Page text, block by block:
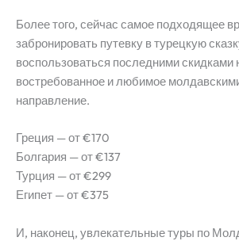
Более того, сейчас самое подходящее
забронировать путевку в турецкую
воспользоваться последними скидками
востребованное и любимое
направление.
Греция — от €170
Болгария — от €137
Турция — от €299
Египет — от €375
И, наконец, увлекательные туры по